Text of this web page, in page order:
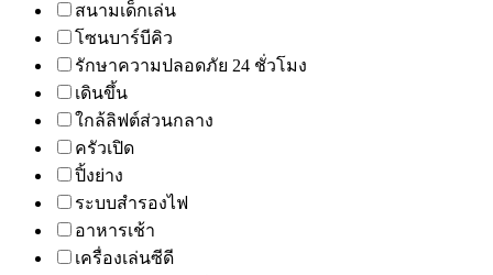
สนามเด็กเล่น
โซนบาร์บีคิว
รักษาความปลอดภัย 24 ชั่วโมง
เดินขึ้น
ใกล้ลิฟต์ส่วนกลาง
ครัวเปิด
ปิ้งย่าง
ระบบสำรองไฟ
อาหารเช้า
เครื่องเล่นซีดี